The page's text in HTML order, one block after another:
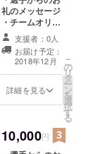
キルとより
心地良い環
境を提供で
きるよう、
日々切磋琢
す。
もそうでな
い方も、
礼のメッセージ
・チームオリジ
ナルタオル
支援者：0人
お届け予定：
2018年12月
詳細を見る
こ
の
リ
タ
ー
ン
を
選
択
す
る
10,000円